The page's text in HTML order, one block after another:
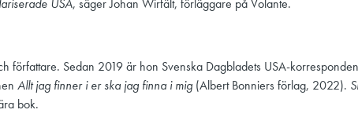
USA, säger Johan Wirfält, förläggare på Volante.
författare. Sedan 2019 är hon Svenska Dagbladets USA-
Allt jag finner i er ska jag finna i mig (Albert Bonniers förlag, 2022).
bok.